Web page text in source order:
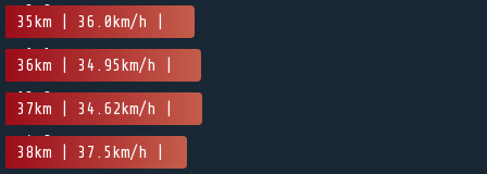
-3.8m
35km | 36.0km/h |
-1.1m
36km | 34.95km/h |
13.8m
37km | 34.62km/h |
-4.8m
38km | 37.5km/h |